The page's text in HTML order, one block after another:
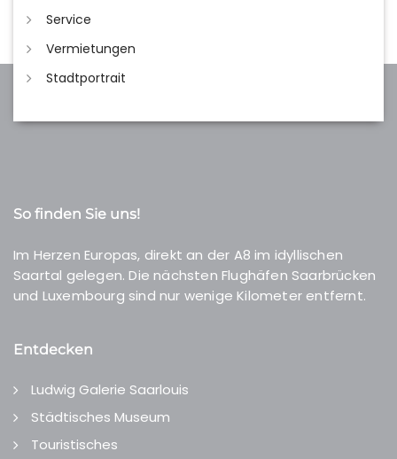
Service
Vermietungen
Stadtportrait
So finden Sie uns!
Im Herzen Europas, direkt an der A8 im idyllischen
Saartal gelegen. Die nächsten Flughäfen Saarbrücken
und Luxembourg sind nur wenige Kilometer entfernt.
Entdecken
Ludwig Galerie Saarlouis
Städtisches Museum
Touristisches